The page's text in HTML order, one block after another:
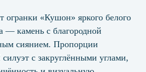
«Кушон» яркого белого
— камень с благородной
сиянием. Пропорции
с закруглёнными углами,